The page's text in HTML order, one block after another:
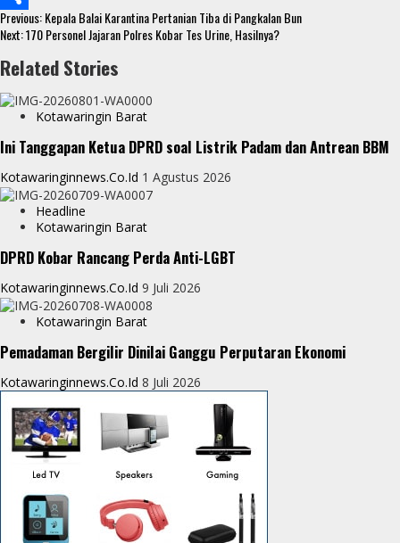
o
o
k
t
e
r
t
s
A
p
s
s
e
n
e
r
S
a
r
e
Continue
Reading
Previous:Kepala Balai Karantina Pertanian Tiba di Pangkalan Bun
Next:170 Personel Jajaran Polres Kobar Tes Urine, Hasilnya?
Related Stories
Kotawaringin Barat
Ini Tanggapan Ketua DPRD soal Listrik Padam dan Antrean BBM
Kotawaringinnews.co.id 1 Agustus 2026
Headline
Kotawaringin Barat
DPRD Kobar Rancang Perda Anti-LGBT
Kotawaringinnews.co.id 9 Juli 2026
Kotawaringin Barat
Pemadaman Bergilir Dinilai Ganggu Perputaran Ekonomi
Kotawaringinnews.co.id 8 Juli 2026